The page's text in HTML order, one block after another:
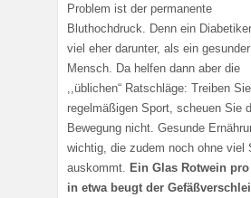
Problem ist der permanente
Bluthochdruck. Denn ein
viel eher darunter, als ein gesunder
Mensch. Da helfen dann aber die
,,üblichen“ Ratschläge: Treiben Sie
regelmäßigen Sport, scheuen Sie
Bewegung nicht. Gesunde
wichtig, die zudem noch ohne viel
auskommt.
Ein Glas Rotwein pro
in etwa beugt der